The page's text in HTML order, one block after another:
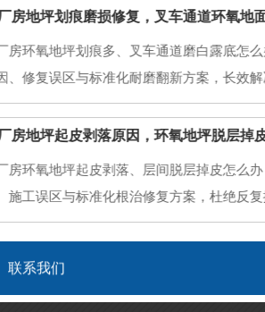
易出现地面起砂起灰、划痕发黑、空鼓脱落
房环氧地坪划痕多、叉车通道磨白露底怎么
、修复误区与标准化耐磨翻新方案，长效解
房地坪起皮剥落原因，环氧地坪脱层掉
房环氧地坪起皮剥落、层间脱层掉皮怎么办
施工误区与标准化根治修复方案，杜绝反复
联系我们